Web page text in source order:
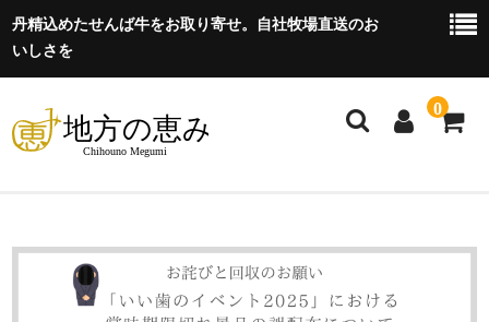
丹精込めたせんば牛をお取り寄せ。自社牧場直送のお
いしさを
0
お買い物ガイド